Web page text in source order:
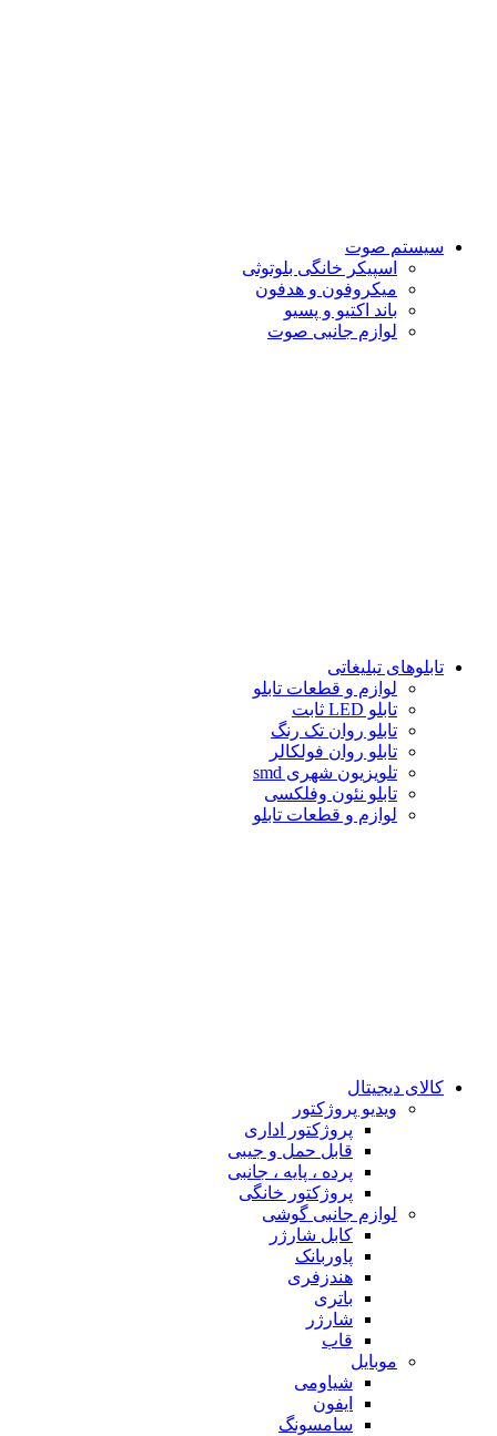
سیستم صوت
اسپیکر خانگی بلوتوثی
میکروفون و هدفون
باند اکتیو و پسیو
لوازم جانبی صوت
تابلوهاى تبلیغاتى
لوازم و قطعات تابلو
تابلو LED ثابت
تابلو روان تک رنگ
تابلو روان فولكالر
تلويزيون شهرى smd
تابلو نئون وفلکسی
لوازم و قطعات تابلو
کالای دیجیتال
ويدیو پروژكتور
پروژکتور اداری
قابل حمل و جیبی
پرده ، پایه ، جانبی
پروژکتور خانگی
لوازم جانبی گوشی
کابل شارژر
پاوربانک
هندزفری
باتری
شارژر
قاب
موبایل
شیاومی
ایفون
سامسونگ